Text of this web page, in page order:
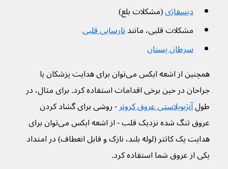
دیسفاژی (مشکلات بلع)
مشکلات قلبی، مانند نارسایی قلبی
سرطان پستان
همچنین از اشعه ایکس می‌توان برای هدایت پزشکان یا
جراحان در حین برخی اقدامات استفاده کرد. برای مثال، در
طول آنژیوپلاستی عروق کرونر - روشی برای گشاد کردن
عروق تنگ شده نزدیک قلب - از اشعه ایکس می‌توان برای
هدایت یک کاتتر (لوله بلند، نازک و قابل انعطاف) در امتداد
یکی از عروق شما استفاده کرد.